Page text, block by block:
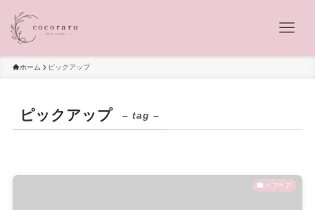
ホーム ピックアップ
ピックアップ – tag –
ヘアケア